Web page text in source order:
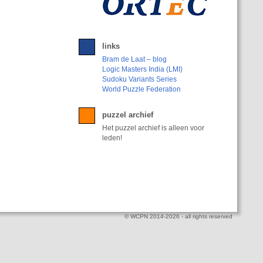
links
Bram de Laat – blog
Logic Masters India (LMI)
Sudoku Variants Series
World Puzzle Federation
puzzel archief
Het puzzel archief is alleen voor
leden!
© WCPN 2014-2026 - all rights reserved